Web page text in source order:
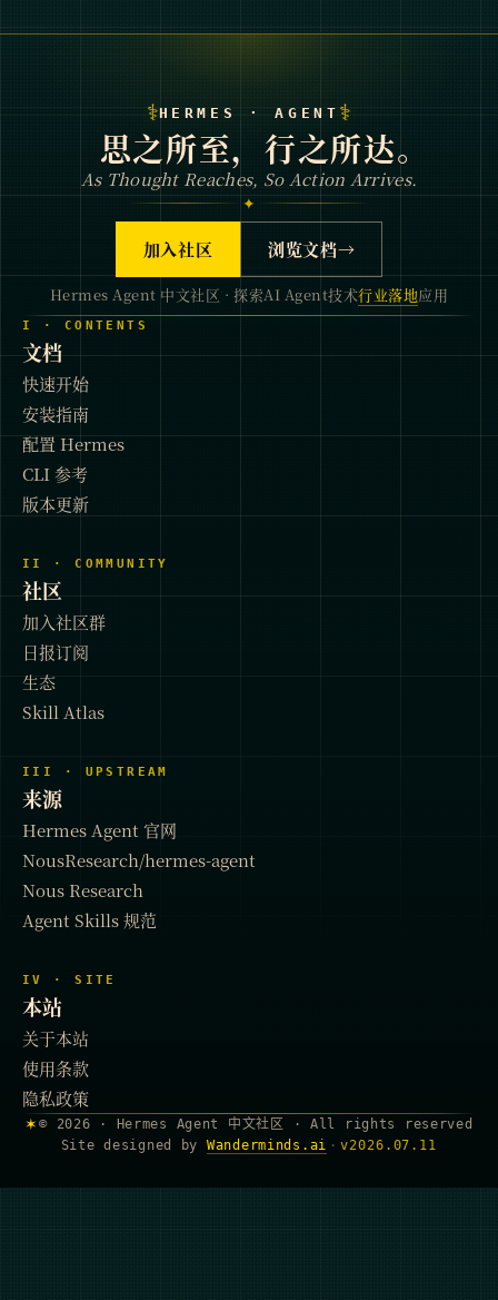
⚕HERMES · AGENT ⚕
思之所至，行之所达。
As Thought Reaches, So Action Arrives.
✦
加入社区 浏览文档→
Hermes Agent 中文社区 · 探索AI Agent技术行业落地应用
I · CONTENTS
文档
快速开始
安装指南
配置 Hermes
CLI 参考
版本更新
II · COMMUNITY
社区
加入社区群
日报订阅
生态
Skill Atlas
III · UPSTREAM
来源
Hermes Agent 官网
NousResearch/hermes-agent
Nous Research
Agent Skills 规范
IV · SITE
本站
关于本站
使用条款
隐私政策
✶© 2026 · Hermes Agent 中文社区 · All rights reserved
Site designed by
Wanderminds.ai · v2026.07.11